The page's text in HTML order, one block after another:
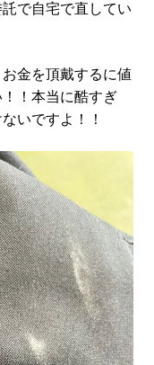
で自宅で直してい
金を頂戴するに値
！本当に酷すぎ
いですよ！！